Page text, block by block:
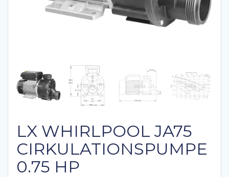
LX WHIRLPOOL JA75
CIRKULATIONSPUMPE
0.75 HP